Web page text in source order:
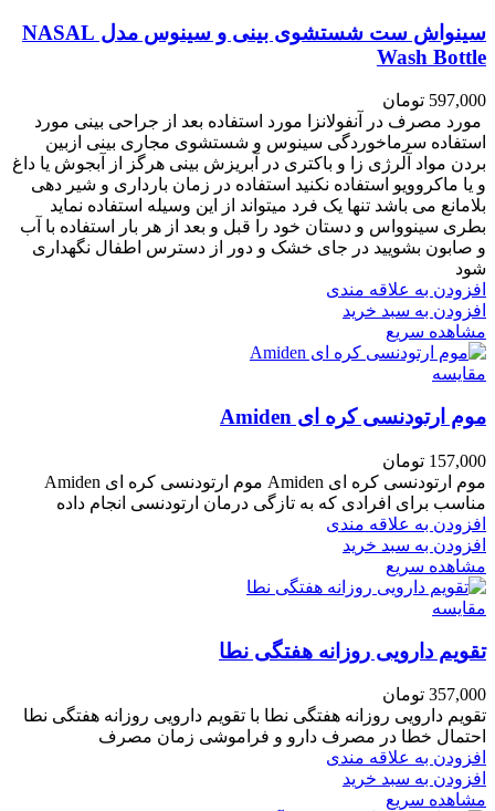
سینواش ست شستشوی بینی و سینوس مدل NASAL
Wash Bottle
597,000 تومان
مورد مصرف در آنفولانزا مورد استفاده بعد از جراحی بینی مورد
استفاده سرماخوردگی سینوس و شستشوی مجاری بینی ازبین
بردن مواد آلرژی زا و باکتری در آبریزش بینی هرگز از آبجوش یا داغ
و یا ماکروویو استفاده نکنید استفاده در زمان بارداری و شیر دهی
بلامانع می باشد تنها یک فرد میتواند از این وسیله استفاده نماید
بطری سینوواس و دستان خود را قبل و بعد از هر بار استفاده با آب
و صابون بشویید در جای خشک و دور از دسترس اطفال نگهداری
شود
افزودن به علاقه مندی
افزودن به سبد خرید
مشاهده سریع
مقایسه
موم ارتودنسی کره ای Amiden
157,000 تومان
موم ارتودنسی کره ای Amiden موم ارتودنسی کره ای Amiden
مناسب برای افرادی که به تازگی درمان ارتودنسی انجام داده
افزودن به علاقه مندی
افزودن به سبد خرید
مشاهده سریع
مقایسه
تقویم دارویی روزانه هفتگی نطا
357,000 تومان
تقویم دارویی روزانه هفتگی نطا با تقویم دارویی روزانه هفتگی نطا
احتمال خطا در مصرف دارو و فراموشی زمان مصرف
افزودن به علاقه مندی
افزودن به سبد خرید
مشاهده سریع